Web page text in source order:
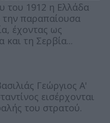
του 1912 η Ελλάδα
την παραπαίουσα
έχοντας ως
τη Σερβία...
Γεώργιος Α'
εισέρχονται
του στρατού.